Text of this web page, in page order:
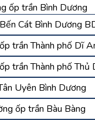
ốp trần Bình Dương
Cát Bình Dương
trần Thành phố Dĩ
trần Thành phố Thủ
Uyên Bình Dương
ốp trần Bàu Bàng